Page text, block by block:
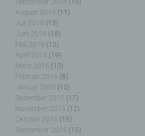
September 2016 (10)
August 2016 (11)
Juli 2016 (13)
Juni 2016 (18)
Mai 2016 (12)
April 2016 (19)
März 2016 (13)
Februar 2016 (8)
Januar 2016 (10)
Dezember 2015 (17)
November 2015 (12)
Oktober 2015 (15)
September 2015 (15)
Zwecke und Mittel dieser
Unionsrecht oder das Recht der
vorgegeben, so kann der
beziehungsweise können die
seiner Benennung nach dem
dem Recht der
werden.
h) Auftragsverarbeiter